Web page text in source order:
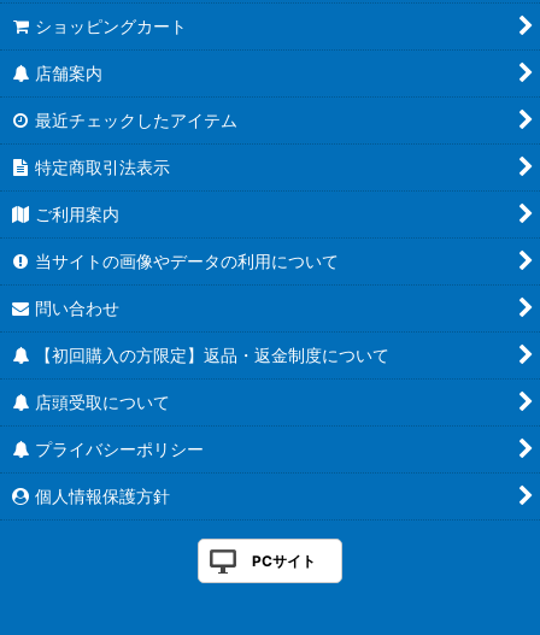
ショッピングカート
店舗案内
最近チェックしたアイテム
特定商取引法表示
ご利用案内
当サイトの画像やデータの利用について
問い合わせ
【初回購入の方限定】返品・返金制度について
店頭受取について
プライバシーポリシー
個人情報保護方針
PCサイト